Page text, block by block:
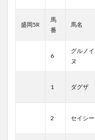
盛岡5R
馬
番
馬名
6
グルノ
ヌ
1 ダグザ
2 セイシ